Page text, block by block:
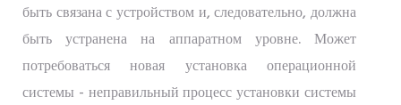
быть связана с устройством и, следовательно, должна
быть устранена на аппаратном уровне. Может
потребоваться новая установка операционной
системы - неправильный процесс установки системы